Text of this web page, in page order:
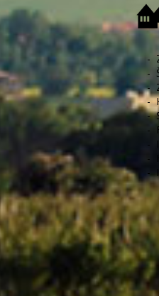
-
-
-
-
-
-
-
-
-